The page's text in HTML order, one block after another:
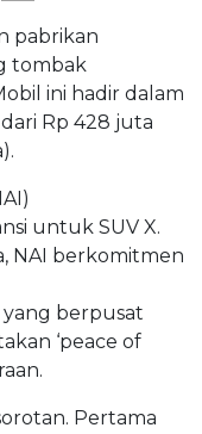
pabrikan
tombak
ini hadir dalam
Rp 428 juta
untuk SUV X.
NAI berkomitmen
berpusat
‘peace of
Pertama